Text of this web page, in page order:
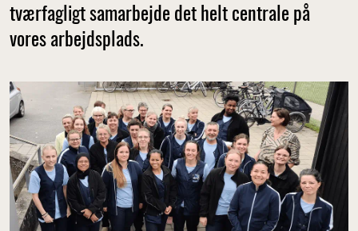
tværfagligt samarbejde det helt centrale på
vores arbejdsplads.